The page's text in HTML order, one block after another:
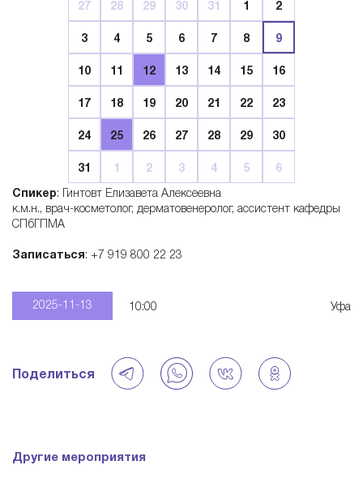
—
к
с
Спикер: Гинтовт Елизавета Алексеевна
к.м.н., врач-косметолог, дерматовенеролог, ассистент кафедры
СПбГПМА
Записаться: +7 919 800 22 23
2025-11-13 10:00 Уфа
Поделиться
Другие мероприятия
май 2026
июнь 2026
июль 2026
август 2026
октябрь 2026
ноябрь 2026
декабрь 2026
январь 2027
27 28 29 30 31 1 2
3 4 5 6 7 8 9
10 11 12 13 14 15 16
17 18 19 20 21 22 23
24 25 26 27 28 29 30
31 1 2 3 4 5 6